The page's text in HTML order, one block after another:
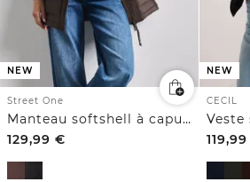
NEW
Street One
Manteau softshell à capuche et détails matelassés
129,99 €
NEW
CECIL
119,99